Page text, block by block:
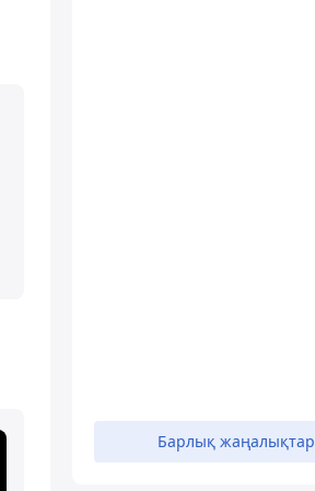
Барлық жаңалықтар